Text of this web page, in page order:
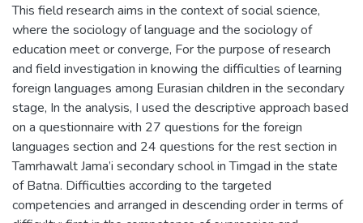
This field research aims in the context of social science,
where the sociology of language and the sociology of
education meet or converge, For the purpose of research
and field investigation in knowing the difficulties of learning
foreign languages among Eurasian children in the secondary
stage, In the analysis, I used the descriptive approach based
on a questionnaire with 27 questions for the foreign
languages section and 24 questions for the rest section in
Tamrhawalt Jama’i secondary school in Timgad in the state
of Batna. Difficulties according to the targeted
competencies and arranged in descending order in terms of